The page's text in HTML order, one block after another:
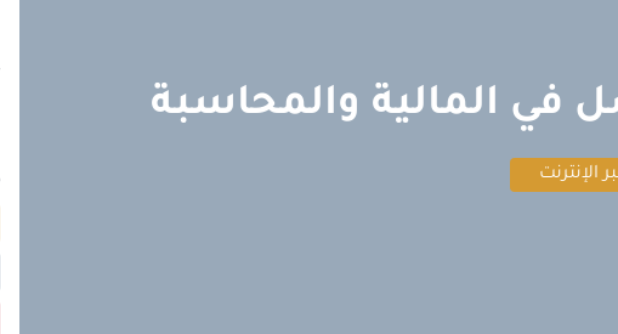
في المالية والمحاسبة
الإنترنت